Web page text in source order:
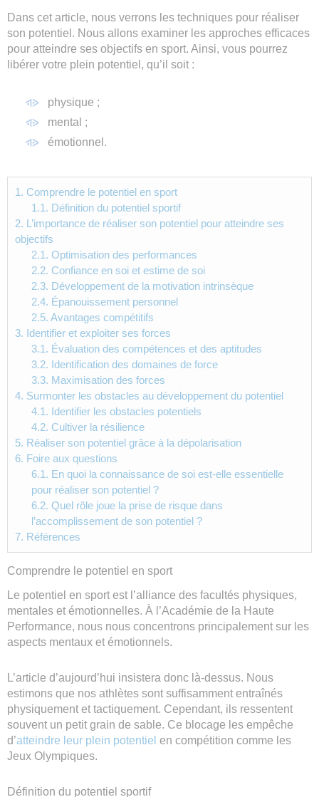
Dans cet article, nous verrons les techniques pour réaliser
son potentiel. Nous allons examiner les approches efficaces
pour atteindre ses objectifs en sport. Ainsi, vous pourrez
libérer votre plein potentiel, qu’il soit :
physique ;
mental ;
émotionnel.
1. Comprendre le potentiel en sport
1.1. Définition du potentiel sportif
2. L’importance de réaliser son potentiel pour atteindre ses
objectifs
2.1. Optimisation des performances
2.2. Confiance en soi et estime de soi
2.3. Développement de la motivation intrinsèque
2.4. Épanouissement personnel
2.5. Avantages compétitifs
3. Identifier et exploiter ses forces
3.1. Évaluation des compétences et des aptitudes
3.2. Identification des domaines de force
3.3. Maximisation des forces
4. Surmonter les obstacles au développement du potentiel
4.1. Identifier les obstacles potentiels
4.2. Cultiver la résilience
5. Réaliser son potentiel grâce à la dépolarisation
6. Foire aux questions
6.1. En quoi la connaissance de soi est-elle essentielle
pour réaliser son potentiel ?
6.2. Quel rôle joue la prise de risque dans
l’accomplissement de son potentiel ?
7. Références
Comprendre le potentiel en sport
Le potentiel en sport est l’alliance des facultés physiques,
mentales et émotionnelles. À l’Académie de la Haute
Performance, nous nous concentrons principalement sur les
aspects mentaux et émotionnels.
L’article d’aujourd’hui insistera donc là-dessus. Nous
estimons que nos athlètes sont suffisamment entraînés
physiquement et tactiquement. Cependant, ils ressentent
souvent un petit grain de sable. Ce blocage les empêche
d’atteindre leur plein potentiel en compétition comme les
Jeux Olympiques.
Définition du potentiel sportif